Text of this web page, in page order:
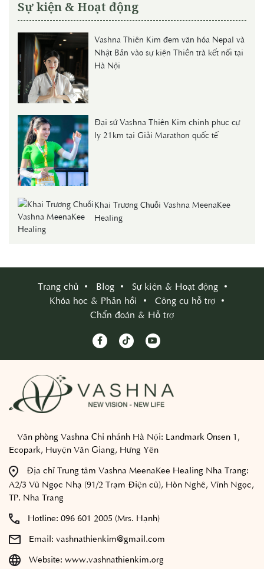
Sự kiện & Hoạt động
Vashna Thiên Kim đem văn hóa Nepal và
Nhật Bản vào sự kiện Thiền trà kết nối tại
Hà Nội
Đại sứ Vashna Thiên Kim chinh phục cự
ly 21km tại Giải Marathon quốc tế
Khai Trương Chuỗi Vashna MeenaKee
Healing
Trang chủ Blog
Sự kiện & Hoạt động
Khóa học & Phản hồi
Công cụ hỗ trợ
Chẩn đoán & Hỗ trợ
Văn phòng Vashna Chi nhánh Hà Nội: Landmark Onsen 1,
Ecopark, Huyện Văn Giang, Hưng Yên
Địa chỉ Trung tâm Vashna MeenaKee Healing Nha Trang:
A2/3 Vũ Ngọc Nhạ (91/2 Trạm Điện cũ), Hòn Nghê, Vĩnh Ngọc,
TP. Nha Trang
Hotline: 096 601 2005 (Mrs. Hạnh)
Email: vashnathienkim@gmail.com
Website: www.vashnathienkim.org